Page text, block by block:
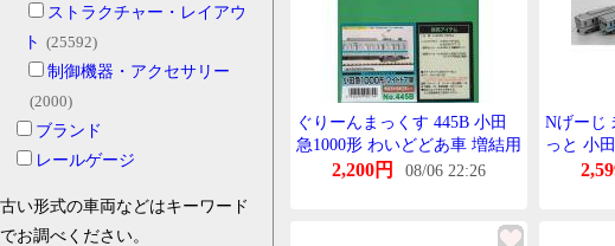
ストラクチャー・レイアウ
ト (25592)
制御機器・アクセサリー
(2000)
ブランド
レールゲージ
古い形式の車両などはキーワード
でお調べください。
ぐりーんまっくす 445B 小田
急1000形 わいどどあ車 増結用
中間車2両せっと(未塗装きっ
2,200円 08/06 22:26
Nげーじ
っと 小
あ車 増